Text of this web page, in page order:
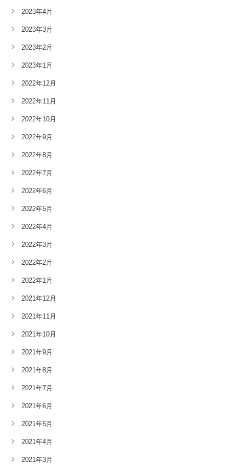
2023年4月
2023年3月
2023年2月
2023年1月
2022年12月
2022年11月
2022年10月
2022年9月
2022年8月
2022年7月
2022年6月
2022年5月
2022年4月
2022年3月
2022年2月
2022年1月
2021年12月
2021年11月
2021年10月
2021年9月
2021年8月
2021年7月
2021年6月
2021年5月
2021年4月
2021年3月